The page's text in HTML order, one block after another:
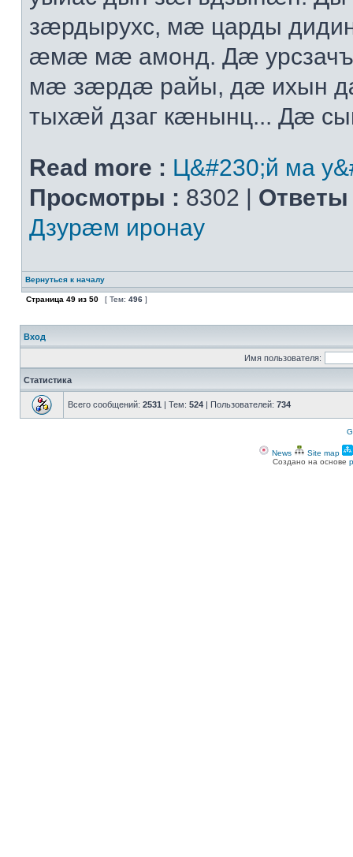
зæрдырухс, мæ царды
æмæ мæ амонд. Дæ
мæ зæрдæ райы, дæ ихын
тыхæй дзаг кæнынц... Дæ
Read more : Ц&#230;й ма
Просмотры : 8302 | Ответы
Дзурæм иронау
Вернуться к началу
Страница 49 из 50 [ Тем: 496 ]
Вход
Имя пользователя:
Статистика
Всего сообщений: 2531 | Тем: 524 | Пользователей: 734
News Site map
Создано на основе